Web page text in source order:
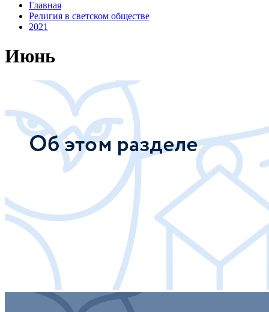
Главная
Религия в светском обществе
2021
Июнь